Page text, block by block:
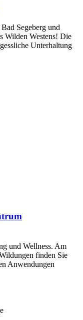
Segeberg und
Wilden Westens! Die
Unterhaltung
und Wellness. Am
finden Sie
Anwendungen